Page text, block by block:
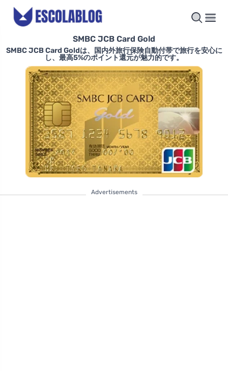
SMBC JCB Card Gold
SMBC JCB Card Goldは、国内外旅行保険自動付帯で旅行を安心に
し、最高5%のポイント還元が魅力的です。
Advertisements